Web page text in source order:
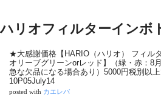
ハリオフィルターインボ
★大感謝価格【HARIO（ハリオ） フィル
オリーブグリーンorレッド】（緑・赤：8
急な欠品になる場合あり）5000円税別以
10P05July14
posted with カエレバ